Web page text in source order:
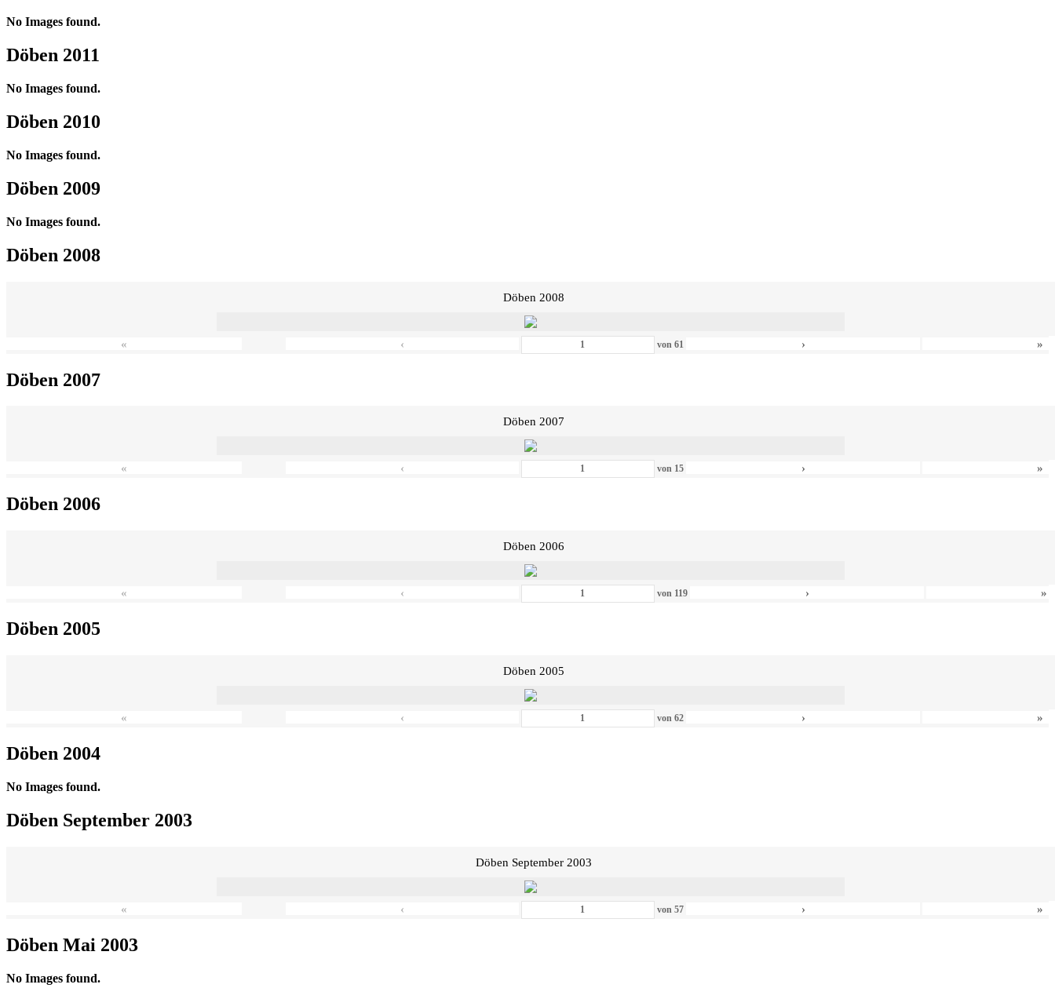
No Images found.
Döben 2011
No Images found.
Döben 2010
No Images found.
Döben 2009
No Images found.
Döben 2008
Döben 2008
« ‹ von61 › »
Döben 2007
Döben 2007
« ‹ von 15 › »
Döben 2006
Döben 2006
« ‹ von 119 › »
Döben 2005
Döben 2005
« ‹ von62 › »
Döben 2004
No Images found.
Döben September 2003
Döben September 2003
« ‹ von57 › »
Döben Mai 2003
No Images found.